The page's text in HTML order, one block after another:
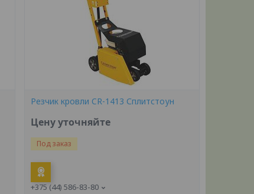
Резчик кровли CR-1413 Сплитстоун
Цену уточняйте
Под заказ
+375 (44) 586-83-80